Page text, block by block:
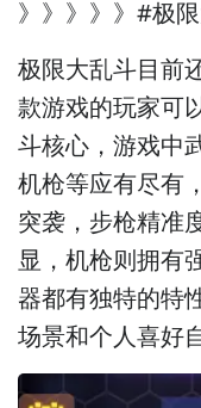
》》》》》#极
极限大乱斗目前
款游戏的玩家可
斗核心，游戏中
机枪等应有尽有
突袭，步枪精准
显，机枪则拥有
器都有独特的特
场景和个人喜好